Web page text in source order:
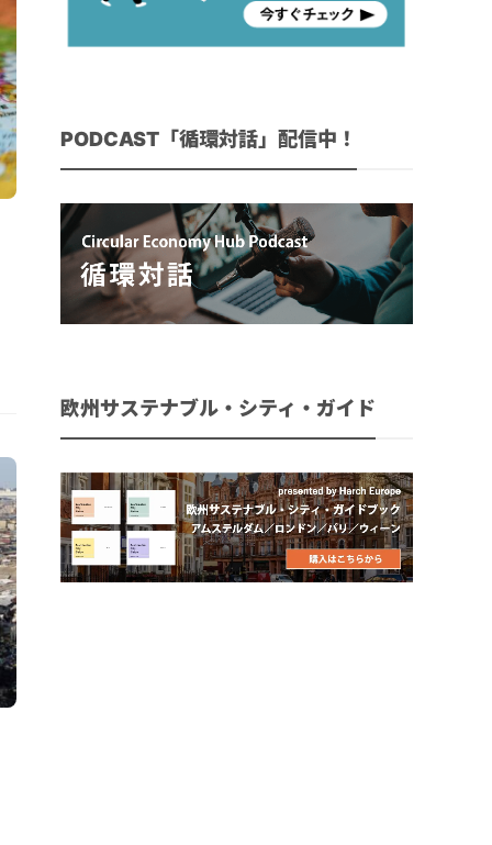
PODCAST「循環対話」配信中！
欧州サステナブル・シティ・ガイド